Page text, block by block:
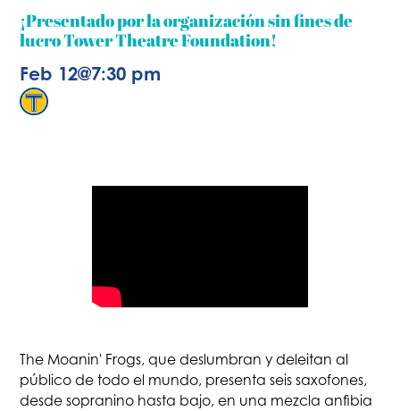
¡Presentado por la organización sin fines de
lucro Tower Theatre Foundation!
Feb 12@7:30 pm
The Moanin' Frogs, que deslumbran y deleitan al
público de todo el mundo, presenta seis saxofones,
desde sopranino hasta bajo, en una mezcla anfibia